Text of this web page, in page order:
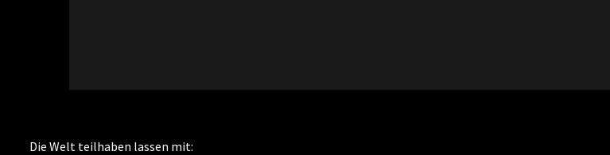
Die Welt teilhaben lassen mit: